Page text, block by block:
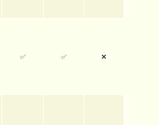
✅ ✅ ❌